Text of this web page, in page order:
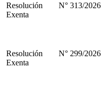
Resolución
Exenta
N° 313/2026
Resolución
Exenta
N° 299/2026